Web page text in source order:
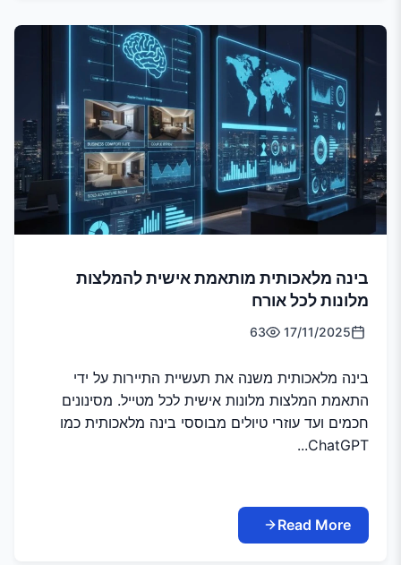
בינה מלאכותית מותאמת אישית להמלצות
מלונות לכל אורח
17/11/2025
63
בינה מלאכותית משנה את תעשיית התיירות על ידי
התאמת המלצות מלונות אישית לכל מטייל. מסינונים
חכמים ועד עוזרי טיולים מבוססי בינה מלאכותית כמו
ChatGPT...
Read More